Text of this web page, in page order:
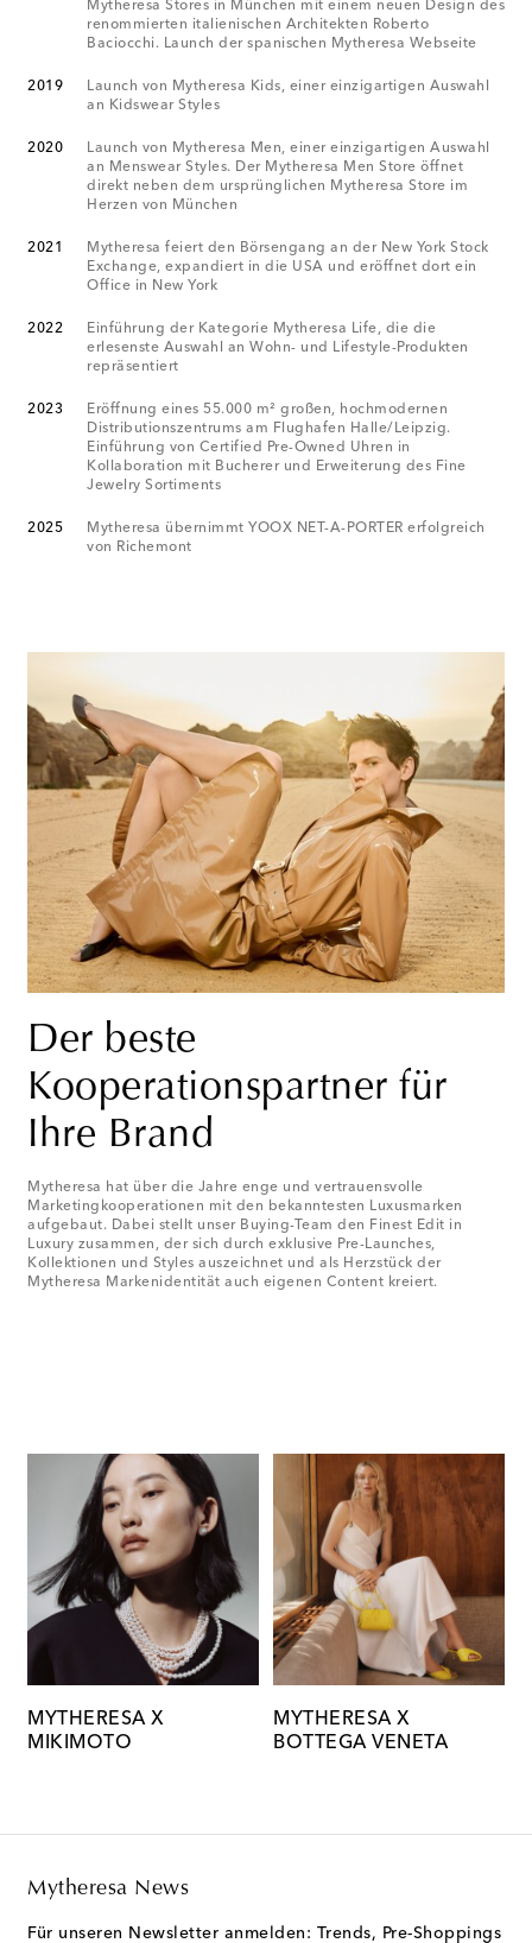
Mytheresa Stores in München mit einem neuen Design des
renommierten italienischen Architekten Roberto
Baciocchi. Launch der spanischen Mytheresa Webseite
2019
Launch von Mytheresa Kids, einer einzigartigen Auswahl
an Kidswear Styles
2020
Launch von Mytheresa Men, einer einzigartigen Auswahl
an Menswear Styles. Der Mytheresa Men Store öffnet
direkt neben dem ursprünglichen Mytheresa Store im
Herzen von München
2021
Mytheresa feiert den Börsengang an der New York Stock
Exchange, expandiert in die USA und eröffnet dort ein
Office in New York
2022
Einführung der Kategorie Mytheresa Life, die die
erlesenste Auswahl an Wohn- und Lifestyle-Produkten
repräsentiert
2023
Eröffnung eines 55.000 m² großen, hochmodernen
Distributionszentrums am Flughafen Halle/Leipzig.
Einführung von Certified Pre-Owned Uhren in
Kollaboration mit Bucherer und Erweiterung des Fine
Jewelry Sortiments
2025
Mytheresa übernimmt YOOX NET-A-PORTER erfolgreich
von Richemont
Der beste
Kooperationspartner für
Ihre Brand
Mytheresa hat über die Jahre enge und vertrauensvolle
Marketingkooperationen mit den bekanntesten Luxusmarken
aufgebaut. Dabei stellt unser Buying-Team den Finest Edit in
Luxury zusammen, der sich durch exklusive Pre-Launches,
Kollektionen und Styles auszeichnet und als Herzstück der
Mytheresa Markenidentität auch eigenen Content kreiert.
MYTHERESA X
MIKIMOTO
MYTHERESA X
BOTTEGA VENETA
Mytheresa News
Für unseren Newsletter anmelden: Trends, Pre-Shoppings